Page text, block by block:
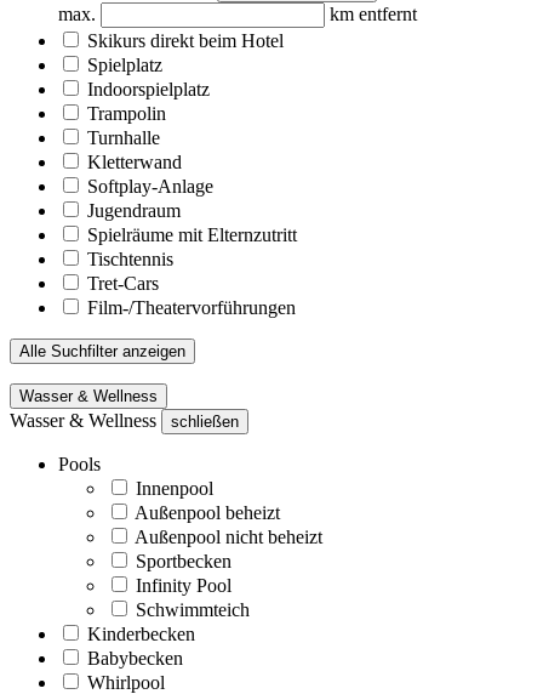
max.
km entfernt
Skikurs direkt beim Hotel
Spielplatz
Indoorspielplatz
Trampolin
Turnhalle
Kletterwand
Softplay-Anlage
Jugendraum
Spielräume mit Elternzutritt
Tischtennis
Tret-Cars
Film-/Theatervorführungen
Alle Suchfilter anzeigen
Wasser & Wellness
Wasser & Wellness schließen
Pools
Innenpool
Außenpool beheizt
Außenpool nicht beheizt
Sportbecken
Infinity Pool
Schwimmteich
Kinderbecken
Babybecken
Whirlpool